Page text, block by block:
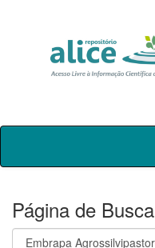
Skip
Página de Busca